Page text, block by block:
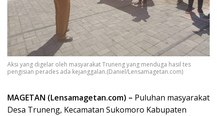
Aksi yang digelar oleh masyarakat Truneng yang menduga hasil tes
pengisian perades ada kejanggalan.(Daniel/Lensamagetan.com)
MAGETAN (Lensamagetan.com) – Puluhan masyarakat
Desa Truneng, Kecamatan Sukomoro Kabupaten